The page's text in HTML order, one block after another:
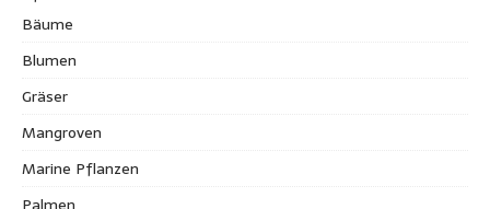
Bäume
Blumen
Gräser
Mangroven
Marine Pflanzen